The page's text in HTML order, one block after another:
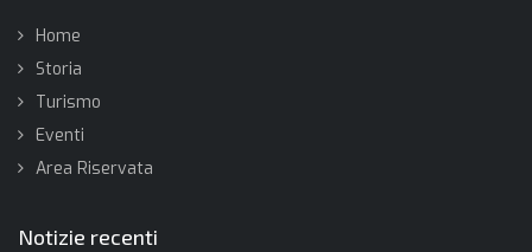
Home
Storia
Turismo
Eventi
Area Riservata
Notizie recenti